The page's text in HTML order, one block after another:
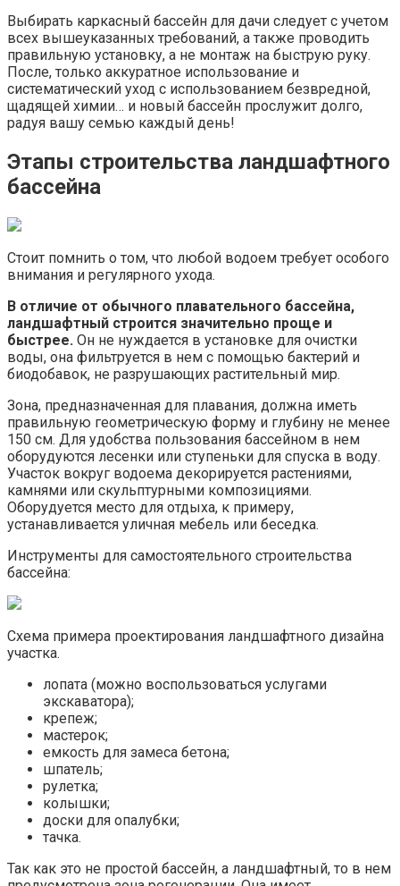
Выбирать каркасный бассейн для дачи следует с учетом
всех вышеуказанных требований, а также проводить
правильную установку, а не монтаж на быструю руку.
После, только аккуратное использование и
систематический уход с использованием безвредной,
щадящей химии… и новый бассейн прослужит долго,
радуя вашу семью каждый день!
Этапы строительства ландшафтного
бассейна
Стоит помнить о том, что любой водоем требует особого
внимания и регулярного ухода.
В отличие от обычного плавательного бассейна,
ландшафтный строится значительно проще и
быстрее. Он не нуждается в установке для очистки
воды, она фильтруется в нем с помощью бактерий и
биодобавок, не разрушающих растительный мир.
Зона, предназначенная для плавания, должна иметь
правильную геометрическую форму и глубину не менее
150 см. Для удобства пользования бассейном в нем
оборудуются лесенки или ступеньки для спуска в воду.
Участок вокруг водоема декорируется растениями,
камнями или скульптурными композициями.
Оборудуется место для отдыха, к примеру,
устанавливается уличная мебель или беседка.
Инструменты для самостоятельного строительства
бассейна:
Схема примера проектирования ландшафтного дизайна
участка.
лопата (можно воспользоваться услугами
экскаватора);
крепеж;
мастерок;
емкость для замеса бетона;
шпатель;
рулетка;
колышки;
доски для опалубки;
тачка.
Так как это не простой бассейн, а ландшафтный, то в нем